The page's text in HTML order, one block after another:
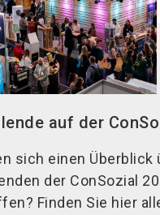
auf der
sich einen Überblick
der ConSozial
Finden Sie hier